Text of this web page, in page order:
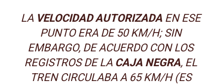
LA VELOCIDAD AUTORIZADAEN ESE
PUNTO ERA DE 50 KM/H; SIN
EMBARGO, DE ACUERDO CON LOS
REGISTROS DE LA CAJA NEGRA, EL
TREN CIRCULABA A 65 KM/H (ES